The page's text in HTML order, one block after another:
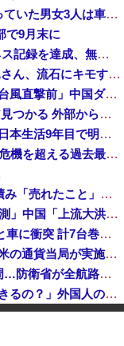
【鹿児島】 突然右折し路面電車と衝突 乗っていた男女3人は車を放置しダッシュで逃走中
で9月末に
日産e-power、無給油で1980km走行しギネス記録を達成、無駄な発電や送電ロスなくEVよりエコを証明
【動画】 広島記念公園を追い出された左翼さん、流石にキモすぎて炎上
中国「大洪水！」三峡ダム「大雨で増水（台風直撃前」中国ダム「緊急放流！」中国鉄道「列車が走行中に流される」中国避難所「支援物資は有料です」謎の勢力「え」→
中国Zbtlink製ルーター20機種にバックドア見つかる 外部から完全制御のおそれ
「中国人ってこんなに嫌われているの？」日本生活9年目で明かす本心！
【韓国株】 7月のKOSPI 28.9％下落…通貨危機を超える過去最大の下げ幅
中国、止められないEV製造 売れず在庫山積み「売れたこと」にして補助金を騙し取る事案を思いつきが横行
中国「台風接近！」台風13号「三峡直撃予測」中国「上流大洪水！（三峡上流」中国都市「8/5の映像（動画」三峡ダム「緊急放流（決壊危機」中国「下流大水害（震え声」→
韓国人インフルエンサー(49)、日本で次々と車に衝突 計7台巻き込み 八王子
岸田文雄元首相「円安を阻止するために日米の通貨当局が実施した為替介入は一時しのぎに過ぎない」
中国とロシア海軍艦艇4隻が日本列島を一周…防衛省が全航路を公開！
「あきれてモノが言えない」「国を維持できるの？」外国人の永住許可要件の厳格化で在日中国人の本音は？
【速報】 中露の武装軍艦4隻が日本一周『いつでも国家沈没させられるぞ』